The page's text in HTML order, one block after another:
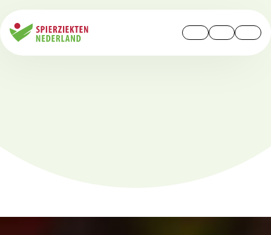
Gebruiker
Zoek Open
menu